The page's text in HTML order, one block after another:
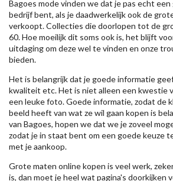
Bagoes mode vinden we dat je pas echt
bedrijf bent, als je daadwerkelijk ook de
verkoopt. Collecties die doorlopen tot de
60. Hoe moeilijk dit soms ook is, het blijft
uitdaging om deze wel te vinden en onze
bieden.
Het is belangrijk dat je goede informatie
kwaliteit etc. Het is niet alleen een kwestie
een leuke foto. Goede informatie, zodat de
beeld heeft van wat ze wil gaan kopen is
van Bagoes, hopen we dat we je zoveel
zodat je in staat bent om een goede keuze
met je aankoop.
Grote maten online kopen is veel werk,
is, dan moet je heel wat pagina's doorkijken